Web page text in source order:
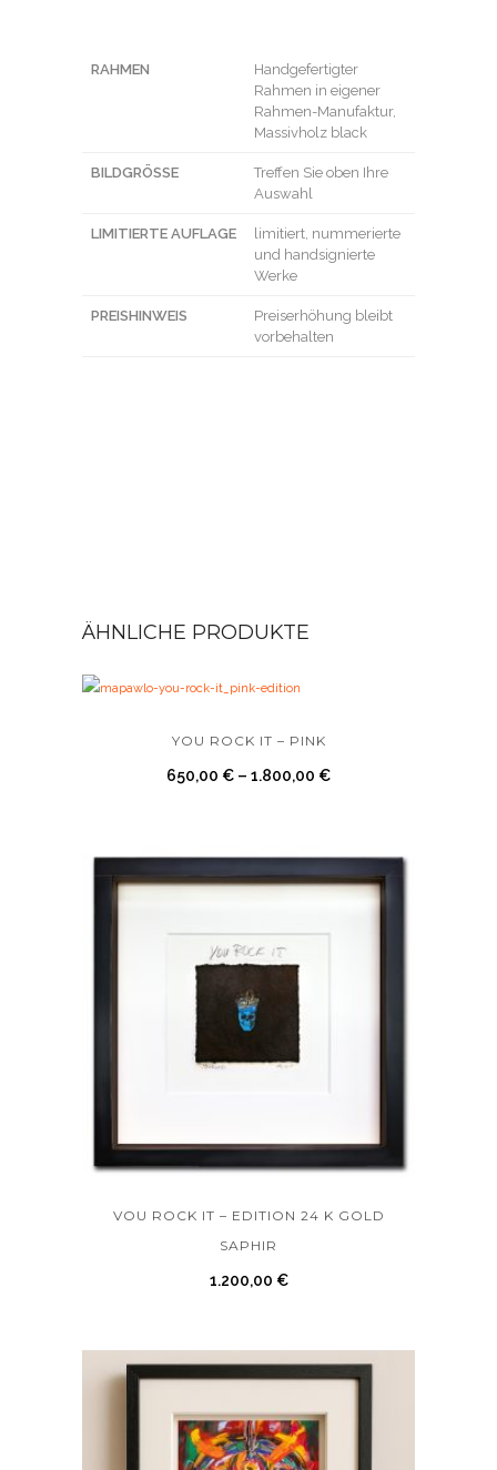
RAHMEN
Handgefertigter
Rahmen in eigener
Rahmen-Manufaktur,
Massivholz black
BILDGRÖSSE
Treffen Sie oben Ihre
Auswahl
LIMITIERTE AUFLAGE
limitiert, nummerierte
und handsignierte
Werke
PREISHINWEIS
Preiserhöhung bleibt
vorbehalten
ÄHNLICHE PRODUKTE
YOU ROCK IT – PINK
650,00 € – 1.800,00 €
VOU ROCK IT – EDITION 24 K GOLD
SAPHIR
1.200,00 €